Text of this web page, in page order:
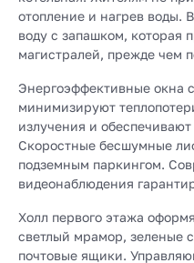
отопление и нагрев воды.
воду с запашком, которая
магистралей, прежде чем
Энергоэффективные окна
минимизируют
излучения и
Скоростные бесшумные
подземным паркингом.
видеонаблюдения
Холл первого этажа
светлый мрамор, зеленые
почтовые ящики.